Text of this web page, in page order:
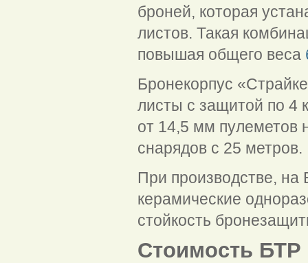
броней, которая
листов. Такая
повышая общего веса
Бронекорпус
листы с защитой по 4
от 14,5 мм пулеметов
снарядов с 25 метров.
При производстве, на
керамические
стойкость
Стоимость БТР